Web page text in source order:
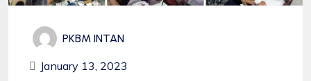
PKBM INTAN
January 13, 2023